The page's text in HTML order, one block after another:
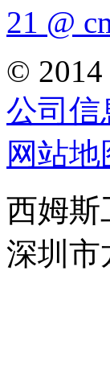
21 @
© 2014
公司信
网站地
西姆斯
深圳市